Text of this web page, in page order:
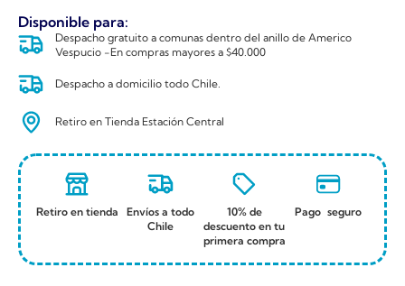
Disponible para:
Despacho gratuito a comunas dentro del anillo de Americo
Vespucio -En compras mayores a $40.000
Despacho a domicilio todo Chile.
Retiro en Tienda Estación Central
Retiro en tienda
Envíos a todo
Chile
10% de
descuento en tu
primera compra
Pago seguro